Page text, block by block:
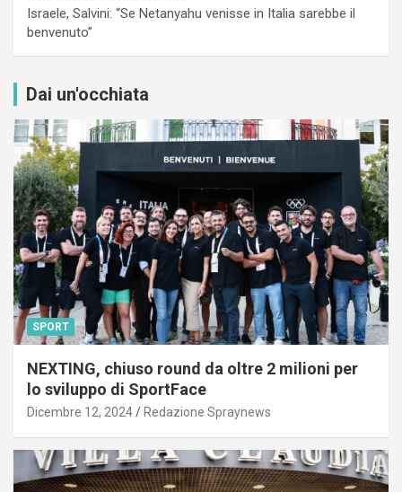
Israele, Salvini: “Se Netanyahu venisse in Italia sarebbe il
benvenuto”
Dai un'occhiata
SPORT
NEXTING, chiuso round da oltre 2 milioni per
lo sviluppo di SportFace
Dicembre 12, 2024 Redazione Spraynews